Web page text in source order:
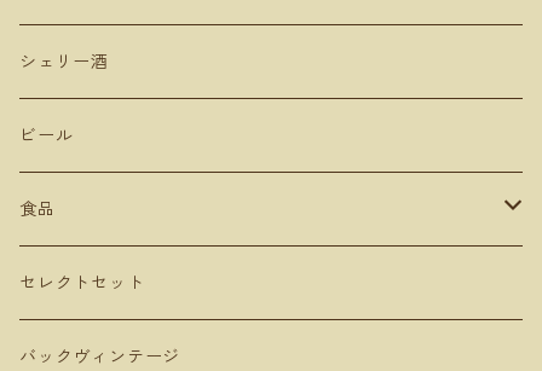
Lowbrow Craft
リタファーム&ワイナリー
テールドシエル
ドメーヌヒデ
くらむぼん
岡山
コルトラーダ
大分
安心院ワイナリー
メルロー
プルサール
カベルネソービニョン
カベルネフラン
シェリー酒
ビール
食品
オリーブオイル
ビネガー
セレクトセット
バックヴィンテージ